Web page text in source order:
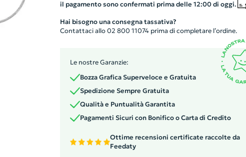
telefono, nome e e-mail, facilitando l'identificazione del
tuoi bagagli durante i tuoi viaggi d'affari. Con il logo
riciclato inciso al laser, è l'opzione ideale per le aziende
il pagamento sono confermati prima delle 12:00 di oggi.
Hai bisogno una consegna tassativa?
Contattaci allo 02 800 11074 prima di completare l’ordine.
Le nostre Garanzie:
Bozza Grafica Superveloce e Gratuita
Spedizione Sempre Gratuita
Qualità e Puntualità Garantita
Pagamenti Sicuri con Bonifico o Carta di Credito
Ottime recensioni certificate raccolte da
Feedaty